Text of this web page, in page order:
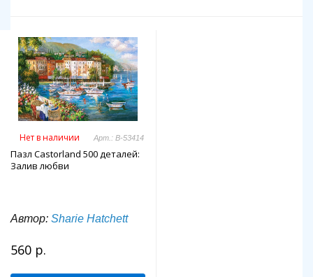
Нет в наличии Арт.: B-53414
Пазл Castorland 500 деталей:
Залив любви
Автор: Sharie Hatchett
560 р.